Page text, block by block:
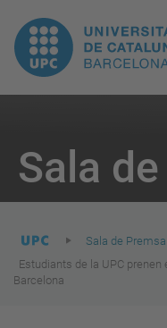
UPC.
de
Sala
here:
Sala de Premsa
Estudiants de la UPC prenen
Barcelona